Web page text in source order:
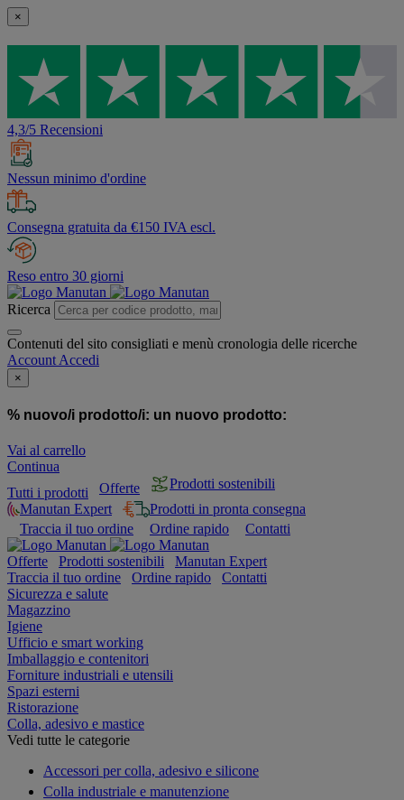
×
4,3/5 Recensioni
Nessun minimo d'ordine
Consegna gratuita da €150 IVA escl.
Reso entro 30 giorni
Ricerca
Contenuti del sito consigliati e menù cronologia delle ricerche
Account Accedi
×
% nuovo/i prodotto/i: un nuovo prodotto:
Vai al carrello
Continua
Tutti i prodotti
Offerte
Prodotti sostenibili
Manutan Expert
Prodotti in pronta consegna
Traccia il tuo ordine
Ordine rapido Contatti
Offerte Prodotti sostenibili
Manutan Expert
Traccia il tuo ordine
Ordine rapido
Contatti
Sicurezza e salute
Magazzino
Igiene
Ufficio e smart working
Imballaggio e contenitori
Forniture industriali e utensili
Spazi esterni
Ristorazione
Colla, adesivo e mastice
Vedi tutte le categorie
Accessori per colla, adesivo e silicone
Colla industriale e manutenzione